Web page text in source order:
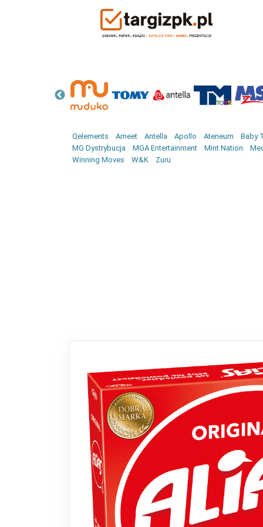
Qelements Ameet Antella Apollo Ateneum
Baby
MG Dystrybucja
MGA Entertainment Mint Nation
Winning Moves
W&K Zuru